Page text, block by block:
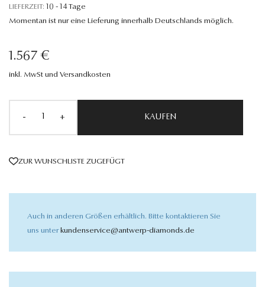
LIEFERZEIT: 10 - 14 Tage
Momentan ist nur eine Lieferung innerhalb Deutschlands möglich.
1.567 €
inkl. MwSt und Versandkosten
- + KAUFEN
ZUR WUNSCHLISTE ZUGEFÜGT
Auch in anderen Größen erhältlich. Bitte kontaktieren Sie
uns unter kundenservice@antwerp-diamonds.de